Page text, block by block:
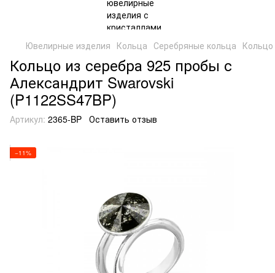
Ювелирные изделия Кольца Серебряные кольца
Кольцо из серебра 925 пробы с
Александрит Swarovski
(P1122SS47BP)
Артикул: 2365-BP Оставить отзыв
−11%